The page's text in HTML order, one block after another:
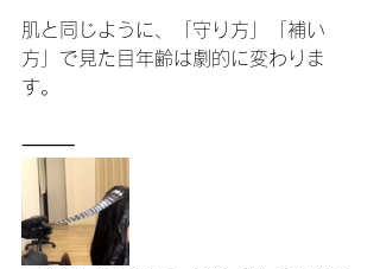
肌と同じように、「守り方」「補い
方」で見た目年齢は劇的に変わりま
す。
⸻